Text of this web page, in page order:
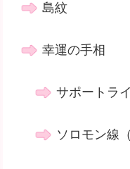
島紋
幸運の手相
サポートラ
ソロモン線